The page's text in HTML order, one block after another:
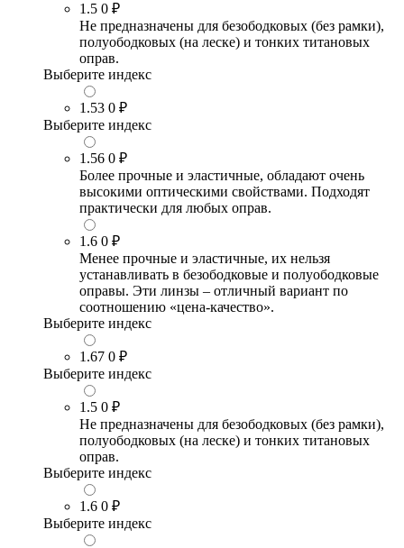
1.5 0 ₽
Не предназначены для безободковых (без рамки),
полуободковых (на леске) и тонких титановых
оправ.
Выберите индекс
1.53 0 ₽
Выберите индекс
1.56 0 ₽
Более прочные и эластичные, обладают очень
высокими оптическими свойствами. Подходят
практически для любых оправ.
1.6 0 ₽
Менее прочные и эластичные, их нельзя
устанавливать в безободковые и полуободковые
оправы. Эти линзы – отличный вариант по
соотношению «цена-качество».
Выберите индекс
1.67 0 ₽
Выберите индекс
1.5 0 ₽
Не предназначены для безободковых (без рамки),
полуободковых (на леске) и тонких титановых
оправ.
Выберите индекс
1.6 0 ₽
Выберите индекс